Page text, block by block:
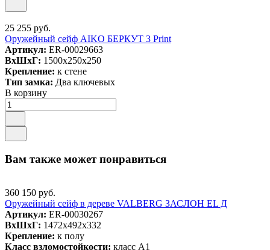
25 255 руб.
Оружейный сейф AIKO БЕРКУТ 3 Print
Артикул: ER-00029663
ВxШxГ: 1500x250x250
Крепление: к стене
Тип замка: Два ключевых
В корзину
Вам также может понравиться
360 150 руб.
Оружейный сейф в дереве VALBERG ЗАСЛОН EL Д
Артикул: ER-00030267
ВxШxГ: 1472x492x332
Крепление: к полу
Класс взломостойкости: класс А1